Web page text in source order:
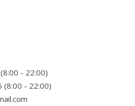
- 22:00)
(8:00 - 22:00)